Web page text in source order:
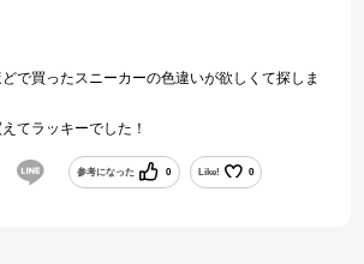
で買ったスニーカーの色違いが欲しくて探しま
てラッキーでした！
参考になった 0 Like! 0